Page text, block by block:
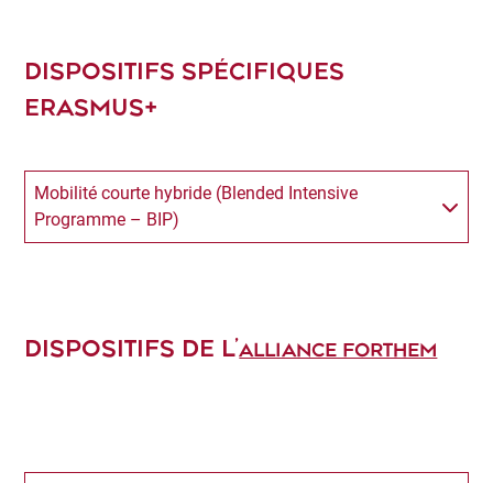
DISPOSITIFS SPÉCIFIQUES
ERASMUS+
Mobilité courte hybride (Blended Intensive
Programme – BIP)
DISPOSITIFS DE L’ALLIANCE FORTHEM